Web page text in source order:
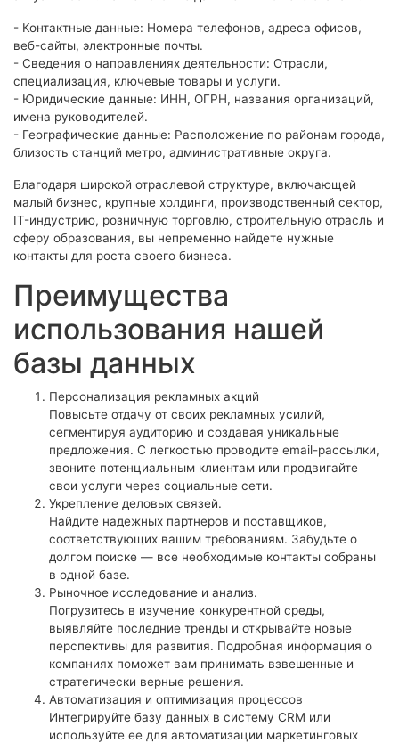
- Контактные данные: Номера телефонов, адреса офисов,
веб-сайты, электронные почты.
- Сведения о направлениях деятельности: Отрасли,
специализация, ключевые товары и услуги.
- Юридические данные: ИНН, ОГРН, названия организаций,
имена руководителей.
- Географические данные: Расположение по районам города,
близость станций метро, административные округа.
Благодаря широкой отраслевой структуре, включающей
малый бизнес, крупные холдинги, производственный сектор,
IT-индустрию, розничную торговлю, строительную отрасль и
сферу образования, вы непременно найдете нужные
контакты для роста своего бизнеса.
Преимущества
использования нашей
базы данных
Персонализация рекламных акций
Повысьте отдачу от своих рекламных усилий,
сегментируя аудиторию и создавая уникальные
предложения. С легкостью проводите email-рассылки,
звоните потенциальным клиентам или продвигайте
свои услуги через социальные сети.
Укрепление деловых связей.
Найдите надежных партнеров и поставщиков,
соответствующих вашим требованиям. Забудьте о
долгом поиске — все необходимые контакты собраны
в одной базе.
Рыночное исследование и анализ.
Погрузитесь в изучение конкурентной среды,
выявляйте последние тренды и открывайте новые
перспективы для развития. Подробная информация о
компаниях поможет вам принимать взвешенные и
стратегически верные решения.
Автоматизация и оптимизация процессов
Интегрируйте базу данных в систему CRM или
используйте ее для автоматизации маркетинговых